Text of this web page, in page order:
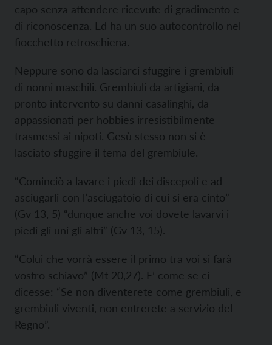
capo senza attendere ricevute di gradimento e
di riconoscenza. Ed ha un suo autocontrollo nel
fiocchetto retroschiena.
Neppure sono da lasciarci sfuggire i grembiuli
di nonni maschili. Grembiuli da artigiani, da
pronto intervento su danni casalinghi, da
appassionati per hobbies irresistibilmente
trasmessi ai nipoti. Gesù stesso non si è
lasciato sfuggire il tema del grembiule.
“Cominciò a lavare i piedi dei discepoli e ad
asciugarli con l’asciugatoio di cui si era cinto”
(Gv 13, 5) “dunque anche voi dovete lavarvi i
piedi gli uni gli altri” (Gv 13, 15).
“Colui che vorrà essere il primo tra voi si farà
vostro schiavo” (Mt 20,27). E’ come se ci
dicesse: “Se non diventerete come grembiuli, e
grembiuli viventi, non entrerete a servizio del
Regno”.